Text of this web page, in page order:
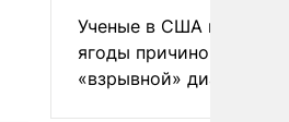
Ученые в США назвали
ягоды причиной
«взрывной» диареи